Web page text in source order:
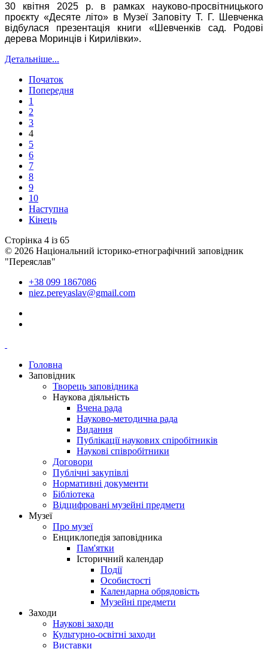
30 квітня 2025 р. в рамках науково-просвітницького
проєкту «Десяте літо» в Музеї Заповіту Т. Г. Шевченка
відбулася презентація книги «Шевченків сад. Родові
дерева Моринців і Кирилівки».
Детальніше...
Початок
Попередня
1
2
3
4
5
6
7
8
9
10
Наступна
Кінець
Сторінка 4 із 65
© 2026 Національний історико-етнографічний заповідник
"Переяслав"
+38 099 1867086
niez.pereyaslav@gmail.com
Головна
Заповідник
Творець заповідника
Наукова діяльність
Вчена рада
Науково-методична рада
Видання
Публікації наукових спіробітників
Наукові співробітники
Договори
Публічні закупівлі
Нормативні документи
Бібліотека
Відцифровані музейні предмети
Музеї
Про музеї
Енциклопедія заповідника
Пам'ятки
Історичний календар
Події
Особистості
Календарна обрядовість
Музейні предмети
Заходи
Наукові заходи
Культурно-освітні заходи
Виставки